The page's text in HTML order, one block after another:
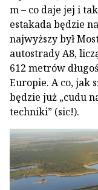
m – co daje jej i
estakada będzie
najwyższy był
autostrady A8,
612 metrów
Europie. A co, jak
będzie już „cudu
techniki” (sic!).